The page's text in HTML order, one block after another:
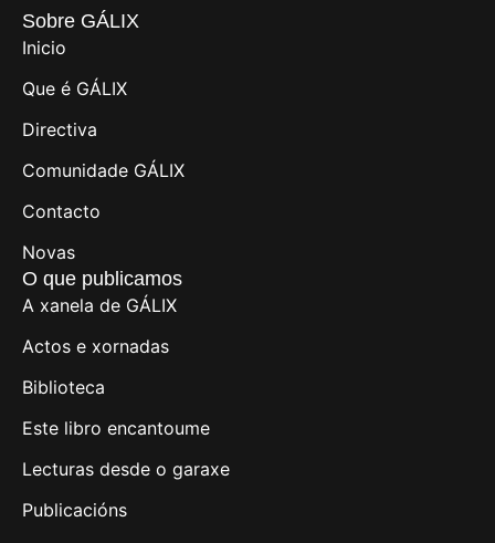
Sobre GÁLIX
Inicio
Que é GÁLIX
Directiva
Comunidade GÁLIX
Contacto
Novas
O que publicamos
A xanela de GÁLIX
Actos e xornadas
Biblioteca
Este libro encantoume
Lecturas desde o garaxe
Publicacións